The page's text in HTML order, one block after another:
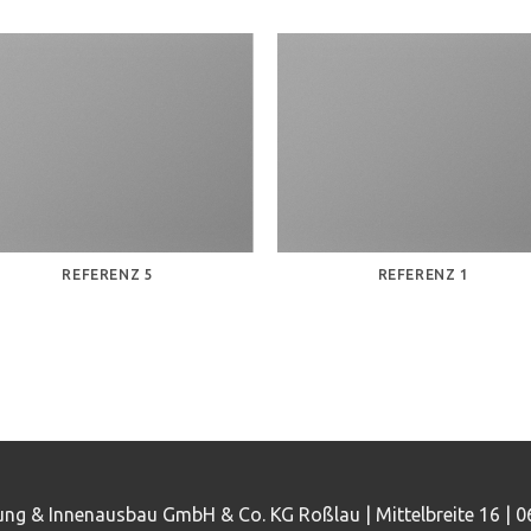
REFERENZ 5 REFERENZ 1
& Innenausbau GmbH & Co. KG Roßlau | Mittelbreite 16